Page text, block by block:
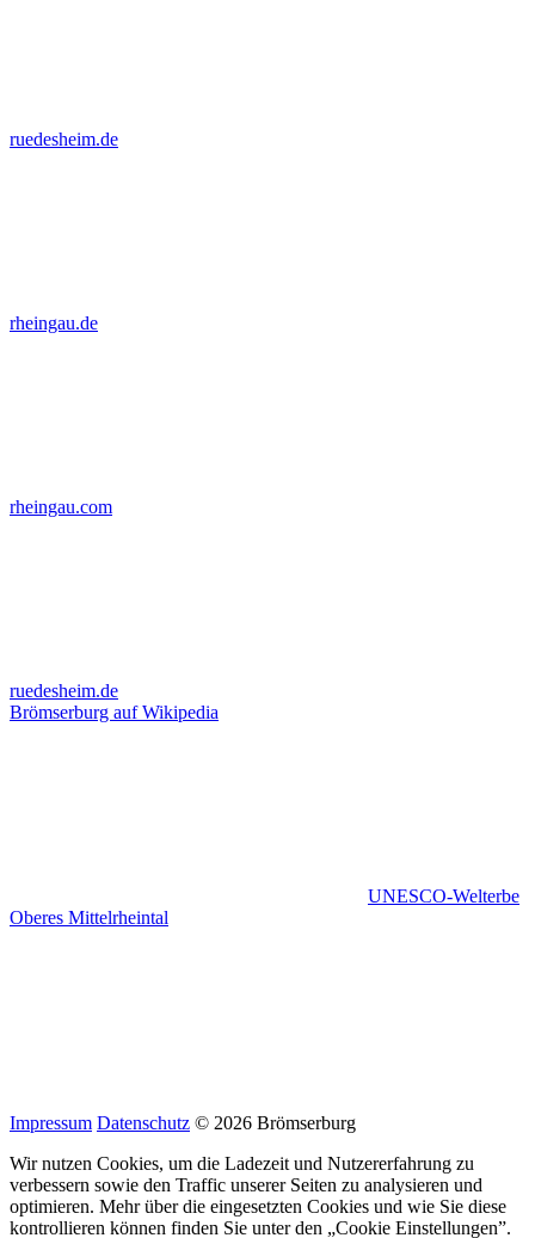
ruedesheim.de
rheingau.de
rheingau.com
ruedesheim.de
Brömserburg auf Wikipedia
UNESCO-Welterbe
Oberes Mittelrheintal
Impressum Datenschutz © 2026 Brömserburg
Wir nutzen Cookies, um die Ladezeit und Nutzererfahrung zu
verbessern sowie den Traffic unserer Seiten zu analysieren und
optimieren. Mehr über die eingesetzten Cookies und wie Sie diese
kontrollieren können finden Sie unter den „Cookie Einstellungen”.